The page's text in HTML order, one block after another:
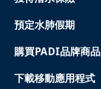
預定水肺假期
購買PADI品牌商品
下載移動應用程式